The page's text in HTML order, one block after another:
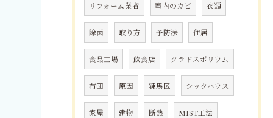
リフォーム業者 室内のカビ 衣類
除菌 取り方 予防法 住居
食品工場 飲食店 クラドスポリウム
布団 原因 練馬区 シックハウス
家屋 建物 断熱 MIST工法